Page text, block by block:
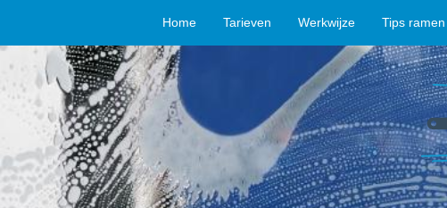
Home Tarieven Werkwijze Tips